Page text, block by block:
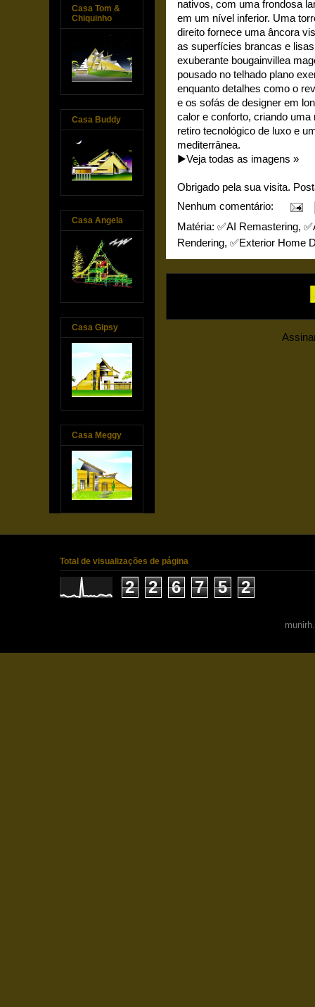
nativos, com uma frondosa
em um nível inferior. Uma
direito fornece uma âncora
as superfícies brancas e
exuberante bougainvillea
pousado no telhado plano
enquanto detalhes como o
e os sofás de designer em
calor e conforto, criando
retiro tecnológico de luxo e
mediterrânea.
▶️Veja todas as imagens »
Obrigado pela sua visita.
Nenhum comentário:
Matéria: ✅AI Remastering,
Rendering, ✅Exterior Home
Casa Tom &
Chiquinho
Casa Buddy
Casa Angela
Casa Gipsy
Casa Meggy
Total de visualizações de página
2 2 6 7 5 2